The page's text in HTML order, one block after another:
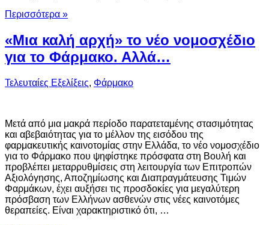
Περισσότερα »
«Μια καλή αρχή» το νέο νομοσχέδιο
για το Φάρμακο. Αλλά…
Τελευταίες Εξελίξεις, Φάρμακο
Μετά από μια μακρά περίοδο παρατεταμένης στασιμότητας
και αβεβαιότητας για το μέλλον της εισόδου της
φαρμακευτικής καινοτομίας στην Ελλάδα, το νέο νομοσχέδιο
για το Φάρμακο που ψηφίστηκε πρόσφατα στη Βουλή και
προβλέπει μεταρρυθμίσεις στη λειτουργία των Επιτροπών
Αξιολόγησης, Αποζημίωσης και Διαπραγμάτευσης Τιμών
Φαρμάκων, έχει αυξήσει τις προσδοκίες για μεγαλύτερη
πρόσβαση των Ελλήνων ασθενών στις νέες καινοτόμες
θεραπείες. Είναι χαρακτηριστικό ότι, …